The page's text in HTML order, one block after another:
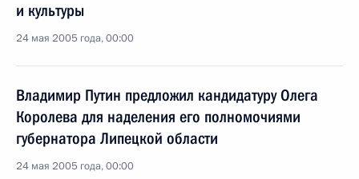
и культуры
24 мая 2005 года, 00:00
Владимир Путин предложил кандидатуру Олега
Королева для наделения его полномочиями
губернатора Липецкой области
24 мая 2005 года, 00:00